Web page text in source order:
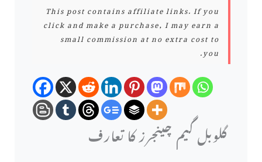
This post contains affiliate links. If you
click and make a purchase, I may earn a
small commission at no extra cost to
you.
گلوبل گیم چینجرز کا تعارف